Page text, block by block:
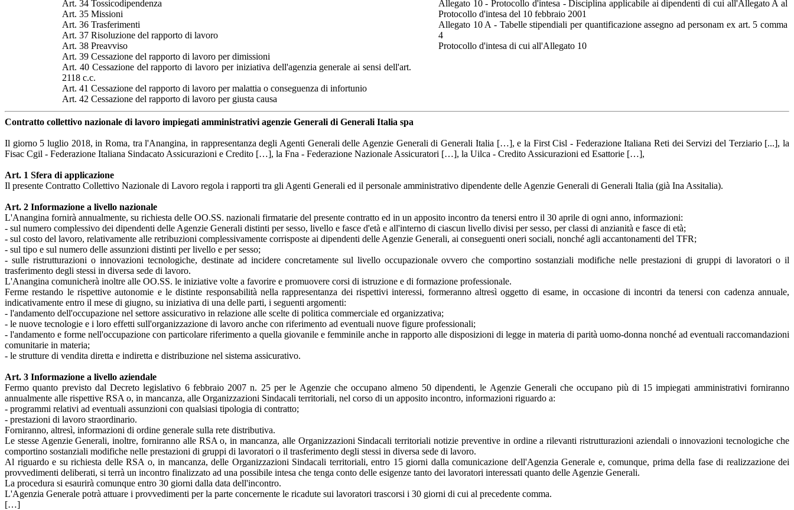
Art. 34 Tossicodipendenza
Art. 35 Missioni
Art. 36 Trasferimenti
Art. 37 Risoluzione del rapporto di lavoro
Art. 38 Preavviso
Art. 39 Cessazione del rapporto di lavoro per dimissioni
Art. 40 Cessazione del rapporto di lavoro per iniziativa dell'agenzia generale ai sensi dell'art.
2118 c.c.
Art. 41 Cessazione del rapporto di lavoro per malattia o conseguenza di infortunio
Art. 42 Cessazione del rapporto di lavoro per giusta causa
Allegato 10 - Protocollo d'intesa - Disciplina applicabile ai dipendenti di cui all'Allegato A al
Protocollo d'intesa del 10 febbraio 2001
Allegato 10 A - Tabelle stipendiali per quantificazione assegno ad personam ex art. 5 comma
4
Protocollo d'intesa di cui all'Allegato 10
Contratto collettivo nazionale di lavoro impiegati amministrativi agenzie Generali di Generali Italia spa
Il giorno 5 luglio 2018, in Roma, tra l'Anangina, in rappresentanza degli Agenti Generali delle Agenzie Generali di Generali Italia […], e la First Cisl - Federazione Italiana Reti dei Servizi del Terziario [...], la
Fisac Cgil - Federazione Italiana Sindacato Assicurazioni e Credito […], la Fna - Federazione Nazionale Assicuratori […], la Uilca - Credito Assicurazioni ed Esattorie […],
Art. 1 Sfera di applicazione
Il presente Contratto Collettivo Nazionale di Lavoro regola i rapporti tra gli Agenti Generali ed il personale amministrativo dipendente delle Agenzie Generali di Generali Italia (già Ina Assitalia).
Art. 2 Informazione a livello nazionale
L'Anangina fornirà annualmente, su richiesta delle OO.SS. nazionali firmatarie del presente contratto ed in un apposito incontro da tenersi entro il 30 aprile di ogni anno, informazioni:
- sul numero complessivo dei dipendenti delle Agenzie Generali distinti per sesso, livello e fasce d'età e all'interno di ciascun livello divisi per sesso, per classi di anzianità e fasce di età;
- sul costo del lavoro, relativamente alle retribuzioni complessivamente corrisposte ai dipendenti delle Agenzie Generali, ai conseguenti oneri sociali, nonché agli accantonamenti del TFR;
- sul tipo e sul numero delle assunzioni distinti per livello e per sesso;
- sulle ristrutturazioni o innovazioni tecnologiche, destinate ad incidere concretamente sul livello occupazionale ovvero che comportino sostanziali modifiche nelle prestazioni di gruppi di lavoratori o il
trasferimento degli stessi in diversa sede di lavoro.
L'Anangina comunicherà inoltre alle OO.SS. le iniziative volte a favorire e promuovere corsi di istruzione e di formazione professionale.
Ferme restando le rispettive autonomie e le distinte responsabilità nella rappresentanza dei rispettivi interessi, formeranno altresì oggetto di esame, in occasione di incontri da tenersi con cadenza annuale,
indicativamente entro il mese di giugno, su iniziativa di una delle parti, i seguenti argomenti:
- l'andamento dell'occupazione nel settore assicurativo in relazione alle scelte di politica commerciale ed organizzativa;
- le nuove tecnologie e i loro effetti sull'organizzazione di lavoro anche con riferimento ad eventuali nuove figure professionali;
- l'andamento e forme nell'occupazione con particolare riferimento a quella giovanile e femminile anche in rapporto alle disposizioni di legge in materia di parità uomo-donna nonché ad eventuali raccomandazioni
comunitarie in materia;
- le strutture di vendita diretta e indiretta e distribuzione nel sistema assicurativo.
Art. 3 Informazione a livello aziendale
Fermo quanto previsto dal Decreto legislativo 6 febbraio 2007 n. 25 per le Agenzie che occupano almeno 50 dipendenti, le Agenzie Generali che occupano più di 15 impiegati amministrativi forniranno
annualmente alle rispettive RSA o, in mancanza, alle Organizzazioni Sindacali territoriali, nel corso di un apposito incontro, informazioni riguardo a:
- programmi relativi ad eventuali assunzioni con qualsiasi tipologia di contratto;
- prestazioni di lavoro straordinario.
Forniranno, altresì, informazioni di ordine generale sulla rete distributiva.
Le stesse Agenzie Generali, inoltre, forniranno alle RSA o, in mancanza, alle Organizzazioni Sindacali territoriali notizie preventive in ordine a rilevanti ristrutturazioni aziendali o innovazioni tecnologiche che
comportino sostanziali modifiche nelle prestazioni di gruppi di lavoratori o il trasferimento degli stessi in diversa sede di lavoro.
Al riguardo e su richiesta delle RSA o, in mancanza, delle Organizzazioni Sindacali territoriali, entro 15 giorni dalla comunicazione dell'Agenzia Generale e, comunque, prima della fase di realizzazione dei
provvedimenti deliberati, si terrà un incontro finalizzato ad una possibile intesa che tenga conto delle esigenze tanto dei lavoratori interessati quanto delle Agenzie Generali.
La procedura si esaurirà comunque entro 30 giorni dalla data dell'incontro.
L'Agenzia Generale potrà attuare i provvedimenti per la parte concernente le ricadute sui lavoratori trascorsi i 30 giorni di cui al precedente comma.
[…]